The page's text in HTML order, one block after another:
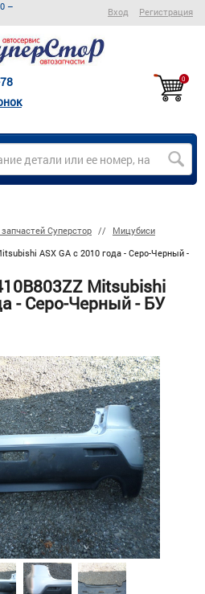
–
Вход Регистрация
0
Суперстор
Мицубиси
ASX GA c 2010 года - Серо-Черный -
Mitsubishi
- Серо-Черный - БУ